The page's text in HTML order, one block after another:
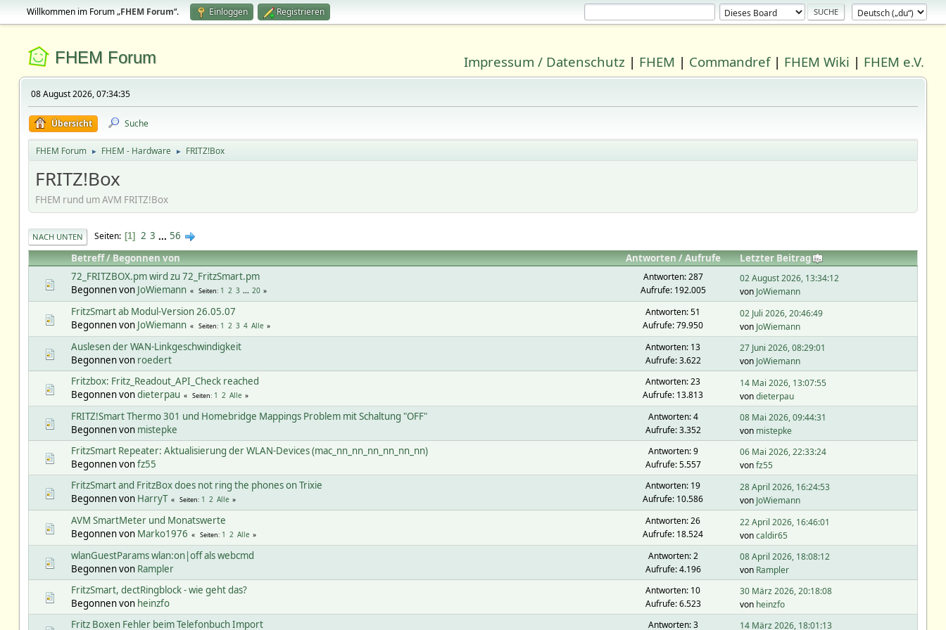
Willkommen im Forum „FHEM Forum“. Einloggen Registrieren
FHEM Forum Impressum / Datenschutz | FHEM | Commandref| FHEM Wiki | FHEM e.V.
08 August 2026, 07:34:35
Übersicht Suche
FHEM Forum ► FHEM - Hardware ► FRITZ!Box
FRITZ!Box
FHEM rund um AVM FRITZ!Box
NACH UNTEN Seiten 1 2 3 ... 56
Betreff/Begonnen von Antworten/Aufrufe
Letzter Beitrag
72_FRITZBOX.pm wird zu 72_FritzSmart.pm
Begonnen von JoWiemann Seiten 1 2 3 ... 20
Antworten: 287
Aufrufe: 192.005
02 August 2026, 13:34:12
von JoWiemann
FritzSmart ab Modul-Version 26.05.07
Begonnen von JoWiemann Seiten 1 2 3 4 Alle
Antworten: 51
Aufrufe: 79.950
02 Juli 2026, 20:46:49
von JoWiemann
Auslesen der WAN-Linkgeschwindigkeit
Begonnen von roedert
Antworten: 13
Aufrufe: 3.622
27 Juni 2026, 08:29:01
von JoWiemann
Fritzbox: Fritz_Readout_API_Check reached
Begonnen vondieterpau Seiten 1 2 Alle
Antworten: 23
Aufrufe: 13.813
14 Mai 2026, 13:07:55
vondieterpau
FRITZ!Smart Thermo 301 und Homebridge Mappings Problem mit Schaltung "OFF"
Begonnen von mistepke
Antworten: 4
Aufrufe: 3.352
08 Mai 2026, 09:44:31
von mistepke
FritzSmart Repeater: Aktualisierung der WLAN-Devices (mac_nn_nn_nn_nn_nn_nn)
Begonnen vonfz55
Antworten: 9
Aufrufe: 5.557
06 Mai 2026, 22:33:24
vonfz55
FritzSmart and FritzBox does not ring the phones on Trixie
Begonnen von HarryT Seiten 1 2 Alle
Antworten: 19
Aufrufe: 10.586
28 April 2026, 16:24:53
von JoWiemann
AVM SmartMeter und Monatswerte
Begonnen von Marko1976 Seiten 1 2 Alle
Antworten: 26
Aufrufe: 18.524
22 April 2026, 16:46:01
voncaldir65
wlanGuestParams wlan:on|off als webcmd
Begonnen von Rampler
Antworten: 2
Aufrufe: 4.196
08 April 2026, 18:08:12
von Rampler
FritzSmart, dectRingblock - wie geht das?
Begonnen von heinzfo
Antworten: 10
Aufrufe: 6.523
30 März 2026, 20:18:08
von heinzfo
Fritz Boxen Fehler beim Telefonbuch Import
Antworten: 3
14 März 2026, 18:01:13